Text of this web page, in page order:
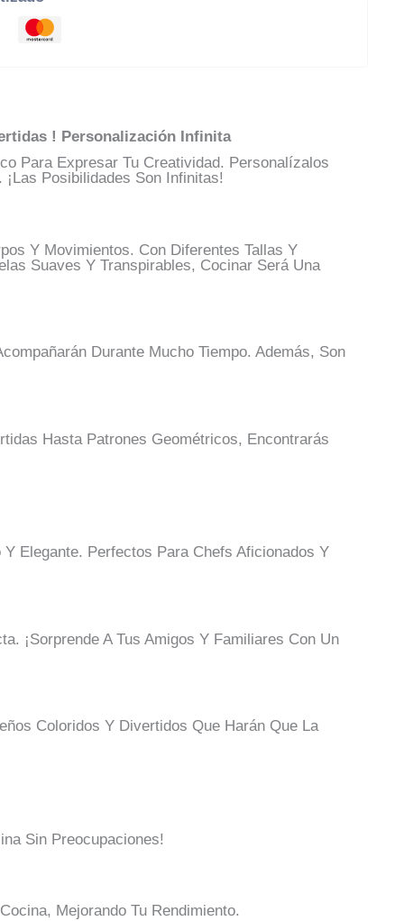
! Personalización Infinita
Para Expresar Tu Creatividad. Personalízalos
Posibilidades Son Infinitas!
Y Movimientos. Con Diferentes Tallas Y
Suaves Y Transpirables, Cocinar Será Una
Durante Mucho Tiempo. Además, Son
Hasta Patrones Geométricos, Encontrarás
Elegante. Perfectos Para Chefs Aficionados Y
¡Sorprende A Tus Amigos Y Familiares Con Un
Coloridos Y Divertidos Que Harán Que La
Sin Preocupaciones!
Mejorando Tu Rendimiento.